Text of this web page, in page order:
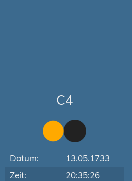
C4
Datum:
13.05.1733
Zeit:
20:35:26